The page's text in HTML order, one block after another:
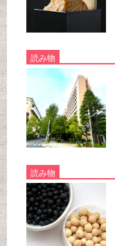
読み物
読み物